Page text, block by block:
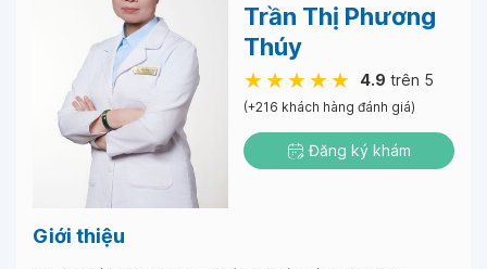
Trần Thị Phương
Thúy
4.9 trên 5
(+216 khách hàng đánh giá)
Đăng ký khám
Giới thiệu